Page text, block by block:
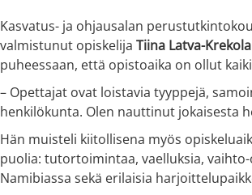
Kasvatus- ja ohjausalan
valmistunut opiskelija Tiina Latva-Krekola
puheessaan, että opistoaika on ollut
– Opettajat ovat loistavia tyyppejä,
henkilökunta. Olen nauttinut jokaisesta
Hän muisteli kiitollisena myös
puolia: tutortoimintaa, vaelluksia,
Namibiassa sekä erilaisia